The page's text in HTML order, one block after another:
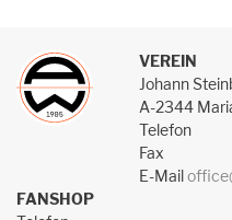
VEREIN
Johann
A-2344
Telefon
Fax
E-Mail
FANSHOP